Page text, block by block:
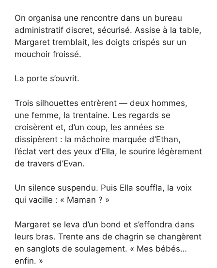
On organisa une rencontre dans un bureau
administratif discret, sécurisé. Assise à la table,
Margaret tremblait, les doigts crispés sur un
mouchoir froissé.
La porte s’ouvrit.
Trois silhouettes entrèrent — deux hommes,
une femme, la trentaine. Les regards se
croisèrent et, d’un coup, les années se
dissipèrent : la mâchoire marquée d’Ethan,
l’éclat vert des yeux d’Ella, le sourire légèrement
de travers d’Evan.
Un silence suspendu. Puis Ella souffla, la voix
qui vacille : « Maman ? »
Margaret se leva d’un bond et s’effondra dans
leurs bras. Trente ans de chagrin se changèrent
en sanglots de soulagement. « Mes bébés…
enfin. »